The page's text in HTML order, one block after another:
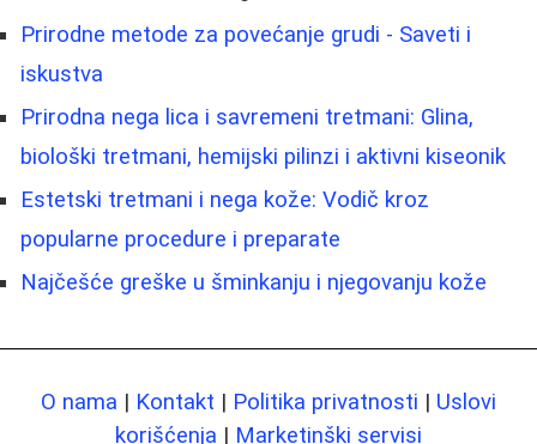
Prirodne metode za povećanje grudi - Saveti i
iskustva
Prirodna nega lica i savremeni tretmani: Glina,
biološki tretmani, hemijski pilinzi i aktivni kiseonik
Estetski tretmani i nega kože: Vodič kroz
popularne procedure i preparate
Najčešće greške u šminkanju i njegovanju kože
O nama | Kontakt | Politika privatnosti | Uslovi
korišćenja | Marketinški servisi